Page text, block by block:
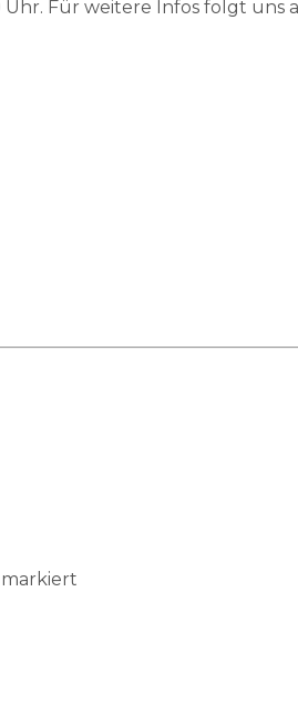
Für weitere Infos folgt uns
markiert